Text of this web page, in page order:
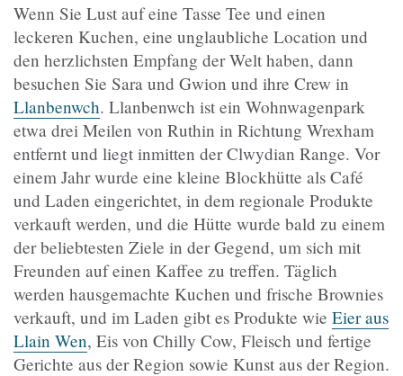
Wenn Sie Lust auf eine Tasse Tee und einen
leckeren Kuchen, eine unglaubliche Location und
den herzlichsten Empfang der Welt haben, dann
besuchen Sie Sara und Gwion und ihre Crew in
Llanbenwch. Llanbenwch ist ein Wohnwagenpark
etwa drei Meilen von Ruthin in Richtung Wrexham
entfernt und liegt inmitten der Clwydian Range. Vor
einem Jahr wurde eine kleine Blockhütte als Café
und Laden eingerichtet, in dem regionale Produkte
verkauft werden, und die Hütte wurde bald zu einem
der beliebtesten Ziele in der Gegend, um sich mit
Freunden auf einen Kaffee zu treffen. Täglich
werden hausgemachte Kuchen und frische Brownies
verkauft, und im Laden gibt es Produkte wie Eier aus
Llain Wen, Eis von Chilly Cow, Fleisch und fertige
Gerichte aus der Region sowie Kunst aus der Region.